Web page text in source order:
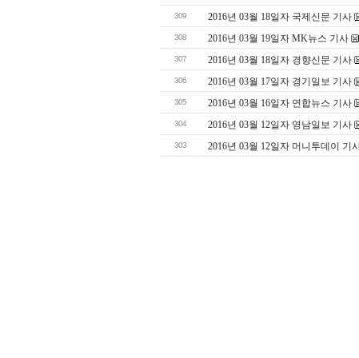
309 2016년 03월 18일자 국제신문 기사
308 2016년 03월 19일자 MK뉴스 기사
307 2016년 03월 18일자 경향신문 기사
306 2016년 03월 17일자 경기일보 기사
305 2016년 03월 16일자 연합뉴스 기사
304 2016년 03월 12일자 영남일보 기사
303 2016년 03월 12일자 머니투데이 기